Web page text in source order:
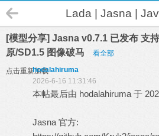
Lada | Jasna |
[模型分享] Jasna v0.7.1 已发布 支
原/SD1.5 图像破马
看全部
点击重新加载hodalahiruma
2026-6-16 11:31:46
本帖最后由 hodalahiruma 于
Jasna 官方: